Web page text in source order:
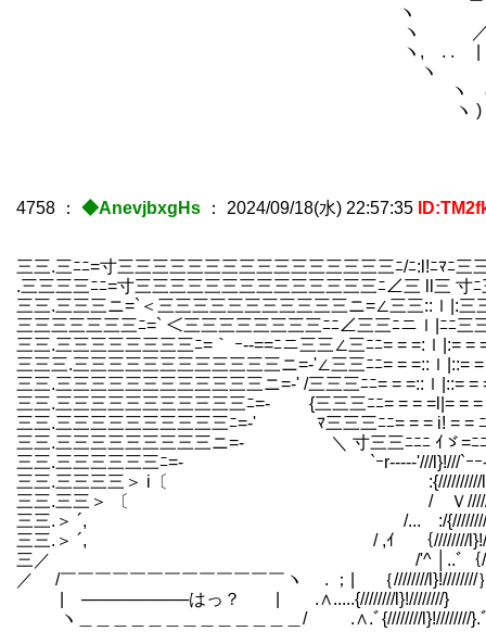
ヽ ／ ～）（
ヽ ／| | ～~⌒
ヽ, . . | レ ) ミ
ヽ ｌｌ| ミﾐ
ヽ ζ ミミ
ヽ ) ミﾐﾐﾐ
4758 ： ◆AnevjbxgHs ： 2024/09/18(水) 22:57:35
三三.三ﾆﾆ=寸三三三三三三三三三三三三三三三三ﾆ/ﾆ:l!ﾆﾏﾆ
.三三三三ﾆﾆ=寸三三三三三三三三三三三三三三ﾆ∠三 ll三 寸
三三.三三三ニ=`＜三三三三三三三三三三三ニ=∠三三::ｌ|:
三三三三三三三ﾆ=` ＜三三三三三三三三ﾆﾆ∠三三ﾆニｌ|ﾆﾆ
三三.三三三三三三三三ﾆ=｀ ｰ--==ﾆニ三三∠三ﾆﾆ= = =:ｌ|:= =
三三三.三三三三三三三三三三三三ニ=-'∠三三ﾆﾆ= = =::ｌ|::=
三三.三三三三三三三三三三三三ニ=-' /三三三ﾆﾆ= = =::ｌ|::=
三三.三三三三三三三三三三三ﾆ=- {三三三ﾆﾆ= = = =l|= = =
三三.三三三三三三三三三三ﾆ=-' ﾏ三三三ﾆﾆ= = = i! = = ﾆ
三三.三三三三三三三三三ニ=- ＼ 寸三三ﾆﾆﾆ ｲゞ=ﾆ
三三.三三三三三三ﾆ=- `ｰr---‐‐'///l}!///`ｰｰ-
三三.三三三三＞ i〔 :{//////////l}/
三三.三三＞ 〔 / Ｖ////////
三三.＞ ´, /... :/{////////
三三.＞ ´, / ,ｲ ｛////////l}!////////｝:| | ∨/
三／ /'^ │..ﾞ｛////////l}!////////｝.|
／ /￣￣￣￣￣￣￣￣￣￣￣￣￣ヽ . ；| ｛////////
| ─────────はっ？ |
ヽ＿＿＿＿＿＿＿＿＿＿＿＿＿/ .∧.ﾞ{////////l}!////////}.